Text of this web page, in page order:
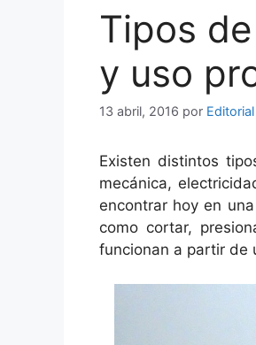
Tipos
y uso
13 abril, 2016 por
Existen distintos
mecánica,
encontrar hoy en
como cortar,
funcionan a partir de